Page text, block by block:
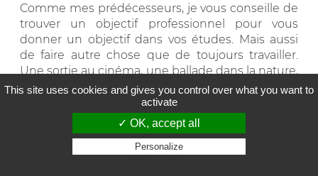
Comme mes prédécesseurs, je vous conseille de
trouver un objectif professionnel pour vous
donner un objectif dans vos études. Mais aussi
de faire autre chose que de toujours travailler.
Une sortie au cinéma, une ballade dans la nature,
une soirée avec des amies, un bon livre...
n'importe quoi qui peut permettre de vous
changer les idées pendant quelques heures
vous fera un bien fou. Ca aère l'esprit et ça
permet de conserver un certain équilibre. Des
This site uses cookies and gives you control over what you want to
activate
✓ OK, accept all
Personalize